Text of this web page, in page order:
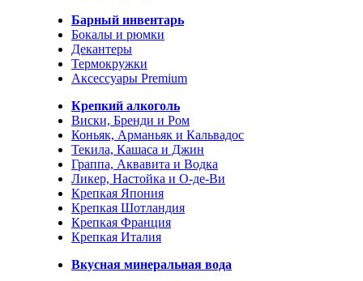
Барный инвентарь
Бокалы и рюмки
Декантеры
Термокружки
Аксессуары Premium
Крепкий алкоголь
Виски, Бренди и Ром
Коньяк, Арманьяк и Кальвадос
Текила, Кашаса и Джин
Граппа, Аквавита и Водка
Ликер, Настойка и О-де-Ви
Крепкая Япония
Крепкая Шотландия
Крепкая Франция
Крепкая Италия
Вкусная минеральная вода